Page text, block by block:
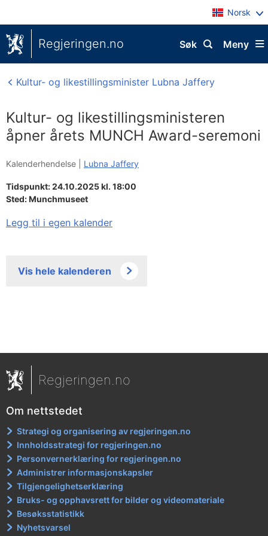
Norsk
Regjeringen.no Meny
Søk
Kultur- og likestillingsminister Lubna Jaffery
Kultur- og likestillingsministeren
åpner årets MUNCH Award-seremoni
Kalenderhendelse | Lubna Jaffery
Tidspunkt: 24.10.2025 kl. 18:00
Sted:Munchmuseet
Legg til i egen kalender
Vis hele kalenderen
Regjeringen.no
Om nettstedet
Strategi og organisering av regjeringen.no
Innholdsstrategi for regjeringen.no
Personvernerklæring for regjeringen.no
Administrer informasjonskapsler
Tilgjengelighetserklæring
Bruks- og opphavsrett for bilder og videomateriale
Besøksstatistikk
Nyhetsvarsel